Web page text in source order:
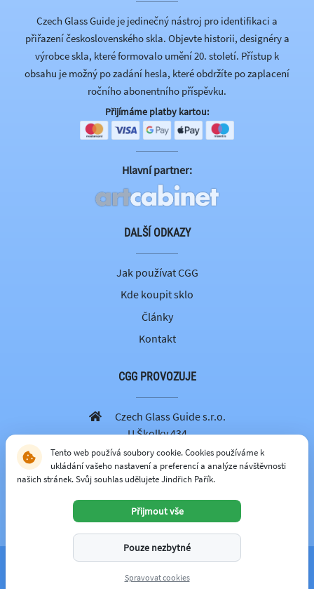
Czech Glass Guide je jedinečný nástroj pro identifikaci a
přiřazení československého skla. Objevte historii, designéry a
výrobce skla, které formovalo umění 20. století. Přístup k
obsahu je možný po zadání hesla, které obdržíte po zaplacení
ročního abonentního příspěvku.
Přijímáme platby kartou:
Hlavní partner:
DALŠÍ ODKAZY
Jak používat CGG
Kde koupit sklo
Články
Kontakt
CGG PROVOZUJE
Czech Glass Guide s.r.o.
U Školky 434
251 69 Velké Popovice
605 262 179
CZECH GLASS GUIDE
© 2026 -czechglassguide.cz
Tento web používá soubory cookie. Cookies používáme k
ukládání vašeho nastavení a preferencí a analýze návštěvnosti
našich stránek. Svůj souhlas udělujete Jindřich Pařík.
Přijmout vše
Pouze nezbytné
Spravovat cookies